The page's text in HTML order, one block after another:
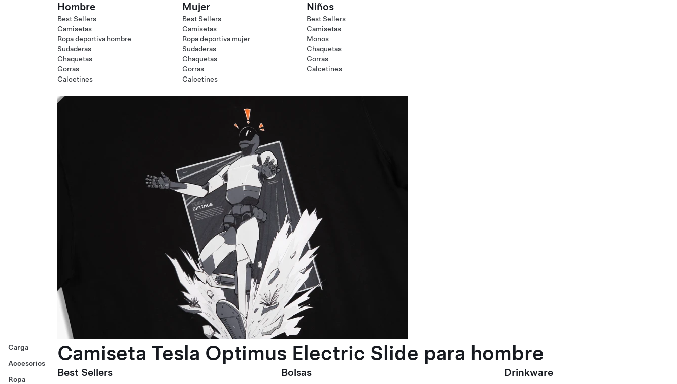
Carga
Accesorios
Ropa
Hombre
Best Sellers
Camisetas
Ropa deportiva hombre
Sudaderas
Chaquetas
Gorras
Calcetines
Mujer
Best Sellers
Camisetas
Ropa deportiva mujer
Sudaderas
Chaquetas
Gorras
Calcetines
Niños
Best Sellers
Camisetas
Monos
Chaquetas
Gorras
Calcetines
Camiseta Tesla Optimus Electric Slide para hombre
Best Sellers Bolsas Drinkware